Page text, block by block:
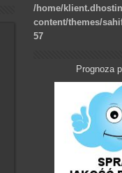
/home/
content/themes/
57
Prognoza